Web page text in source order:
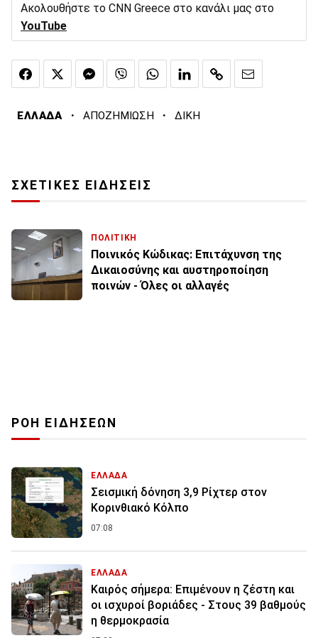
Ακολουθήστε το CNN Greece στο κανάλι μας στο
YouTube
ΕΛΛΑΔΑ · ΑΠΟΖΗΜΙΩΣΗ · ΔΙΚΗ
ΣΧΕΤΙΚΕΣ ΕΙΔΗΣΕΙΣ
ΠΟΛΙΤΙΚΗ
Ποινικός Κώδικας: Επιτάχυνση της
Δικαιοσύνης και αυστηροποίηση
ποινών - Όλες οι αλλαγές
ΡΟΗ ΕΙΔΗΣΕΩΝ
ΕΛΛΑΔΑ
Σεισμική δόνηση 3,9 Ρίχτερ στον
Κορινθιακό Κόλπο
07:08
ΕΛΛΑΔΑ
Καιρός σήμερα: Επιμένουν η ζέστη και
οι ισχυροί βοριάδες - Στους 39 βαθμούς
η θερμοκρασία